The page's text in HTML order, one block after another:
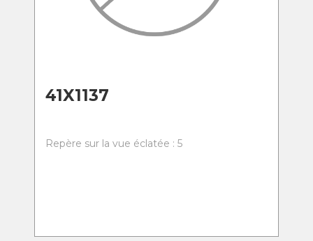
41X1137
Repère sur la vue éclatée : 5